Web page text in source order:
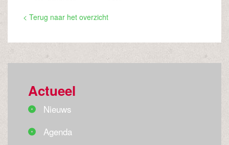
< Terug naar het overzicht
Actueel
Nieuws
Agenda